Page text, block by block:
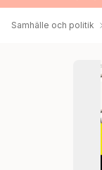
Samhälle och politik